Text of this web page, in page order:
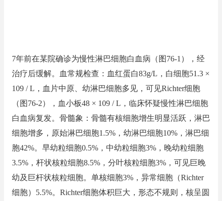
7年前在某院确诊为慢性淋巴细胞白血病（图76-1），经
治疗后缓解。血常规检查：血红蛋白83g/L，白细胞51.3 ×
109 / L，血片中原、幼淋巴细胞多见，可见Richter细胞
（图76-2），血小板48 × 109 / L，临床怀疑慢性淋巴细胞
白血病复发。骨髓象：骨髓有核细胞增生明显活跃，淋巴
细胞增多，原始淋巴细胞1.5%，幼淋巴细胞10%，淋巴细
胞42%。早幼粒细胞0.5%，中幼粒细胞3%，晚幼粒细胞
3.5%，杆状核粒细胞8.5%，分叶核粒细胞3%，可见巨晚
幼及巨杆状核粒细胞。单核细胞3%，异常细胞（Richter
细胞）5.5%。Richter细胞体积巨大，形态不规则，核呈圆